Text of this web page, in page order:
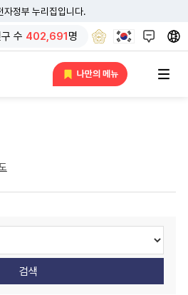
자정부 누리집입니다.
수 402,691명
나만의 메뉴열기
사
이